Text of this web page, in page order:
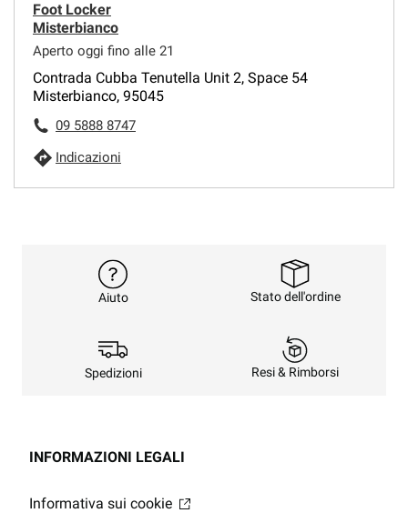
Foot Locker
Misterbianco
Aperto oggi fino alle 21
Contrada Cubba Tenutella Unit 2, Space 54
Misterbianco, 95045
09 5888 8747
Indicazioni
Aiuto Stato dell'ordine
Spedizioni Resi & Rimborsi
INFORMAZIONI LEGALI
Informativa sui cookie